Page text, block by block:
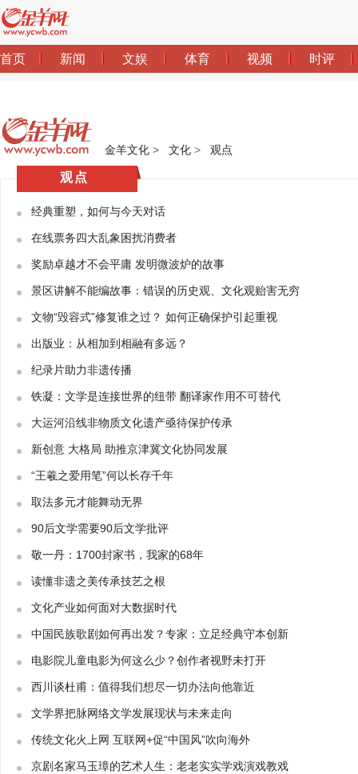
金羊文化 > 文化 > 观点
观点
经典重塑，如何与今天对话
在线票务四大乱象困扰消费者
奖励卓越才不会平庸 发明微波炉的故事
景区讲解不能编故事：错误的历史观、文化观贻害无穷
文物“毁容式”修复谁之过？ 如何正确保护引起重视
出版业：从相加到相融有多远？
纪录片助力非遗传播
铁凝：文学是连接世界的纽带 翻译家作用不可替代
大运河沿线非物质文化遗产亟待保护传承
新创意 大格局 助推京津冀文化协同发展
“王羲之爱用笔”何以长存千年
取法多元才能舞动无界
90后文学需要90后文学批评
敬一丹：1700封家书，我家的68年
读懂非遗之美传承技艺之根
文化产业如何面对大数据时代
中国民族歌剧如何再出发？专家：立足经典守本创新
电影院儿童电影为何这么少？创作者视野未打开
西川谈杜甫：值得我们想尽一切办法向他靠近
文学界把脉网络文学发展现状与未来走向
传统文化火上网 互联网+促“中国风”吹向海外
京剧名家马玉璋的艺术人生：老老实实学戏演戏教戏